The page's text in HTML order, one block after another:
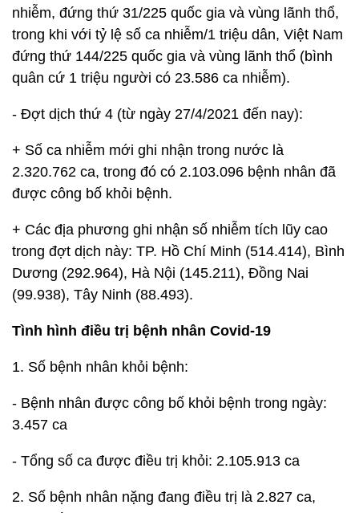
nhiễm, đứng thứ 31/225 quốc gia và vùng lãnh thổ,
trong khi với tỷ lệ số ca nhiễm/1 triệu dân, Việt Nam
đứng thứ 144/225 quốc gia và vùng lãnh thổ (bình
quân cứ 1 triệu người có 23.586 ca nhiễm).
- Đợt dịch thứ 4 (từ ngày 27/4/2021 đến nay):
+ Số ca nhiễm mới ghi nhận trong nước là
2.320.762 ca, trong đó có 2.103.096 bệnh nhân đã
được công bố khỏi bệnh.
+ Các địa phương ghi nhận số nhiễm tích lũy cao
trong đợt dịch này: TP. Hồ Chí Minh (514.414), Bình
Dương (292.964), Hà Nội (145.211), Đồng Nai
(99.938), Tây Ninh (88.493).
Tình hình điều trị bệnh nhân Covid-19
1. Số bệnh nhân khỏi bệnh:
- Bệnh nhân được công bố khỏi bệnh trong ngày:
3.457 ca
- Tổng số ca được điều trị khỏi: 2.105.913 ca
2. Số bệnh nhân nặng đang điều trị là 2.827 ca,